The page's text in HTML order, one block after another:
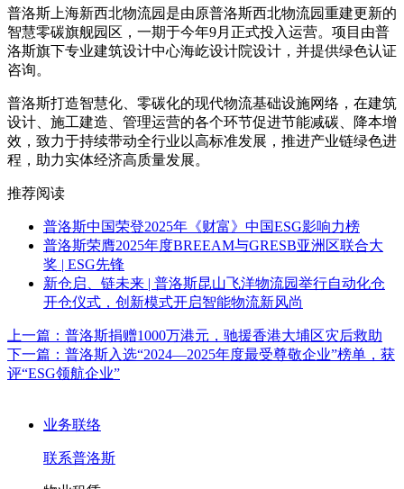
普洛斯上海新西北物流园是由原普洛斯西北物流园重建更新的
智慧零碳旗舰园区，一期于今年9月正式投入运营。项目由普
洛斯旗下专业建筑设计中心海屹设计院设计，并提供绿色认证
咨询。
普洛斯打造智慧化、零碳化的现代物流基础设施网络，在建筑
设计、施工建造、管理运营的各个环节促进节能减碳、降本增
效，致力于持续带动全行业以高标准发展，推进产业链绿色进
程，助力实体经济高质量发展。
推荐阅读
普洛斯中国荣登2025年《财富》中国ESG影响力榜
普洛斯荣膺2025年度BREEAM与GRESB亚洲区联合大
奖 | ESG先锋
新仓启、链未来 | 普洛斯昆山飞洋物流园举行自动化仓
开仓仪式，创新模式开启智能物流新风尚
上一篇： 普洛斯捐赠1000万港元，驰援香港大埔区灾后救助
下一篇： 普洛斯入选“2024—2025年度最受尊敬企业”榜单，获
评“ESG领航企业”
业务联络
联系普洛斯